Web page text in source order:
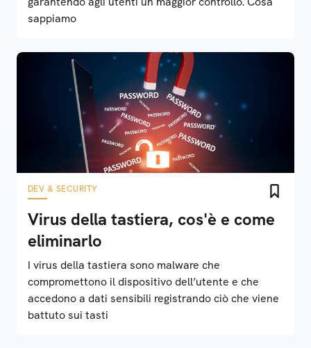
sappiamo
DEV & SECURITY
Virus della tastiera, cos'è e come
eliminarlo
I virus della tastiera sono malware che
compromettono il dispositivo dell’utente e che
accedono a dati sensibili registrando ciò che viene
battuto sui tasti